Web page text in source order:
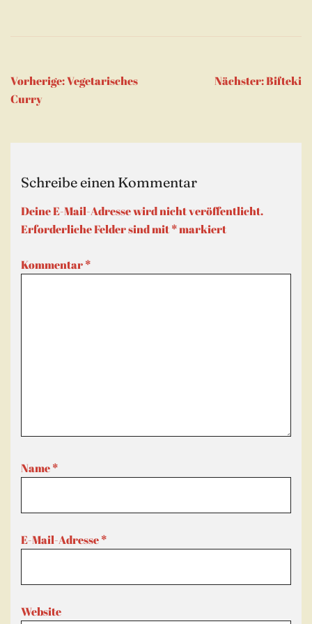
Beitragsnavigation
Vorherige:Vegetarisches
Curry
Nächster:Bifteki
Schreibe einen Kommentar
Deine E-Mail-Adresse wird nicht veröffentlicht.
Erforderliche Felder sind mit*markiert
Kommentar*
Name*
E-Mail-Adresse*
Website